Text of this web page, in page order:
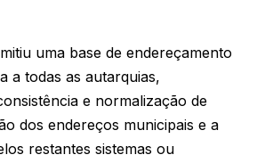
uma base de endereçamento
a todas as autarquias,
e normalização de
dos endereços municipais e a
restantes sistemas ou